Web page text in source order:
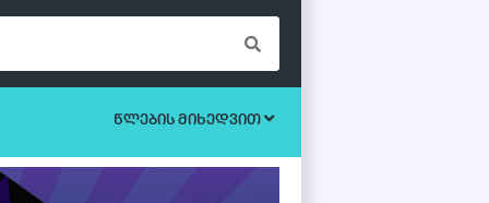
წლების მიხედვით